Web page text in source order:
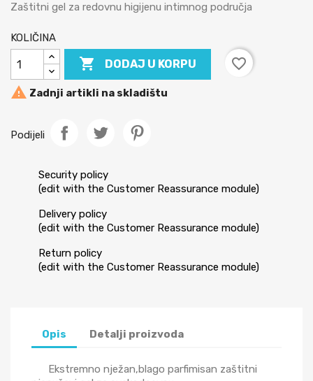
Zaštitni gel za redovnu higijenu intimnog područja
KOLIČINA
 DODAJ U KORPU
favorite_border
 Zadnji artikli na skladištu
Podijeli
Security policy
(edit with the Customer Reassurance module)
Delivery policy
(edit with the Customer Reassurance module)
Return policy
(edit with the Customer Reassurance module)
Opis Detalji proizvoda
Ekstremno nježan,blago parfimisan zaštitni